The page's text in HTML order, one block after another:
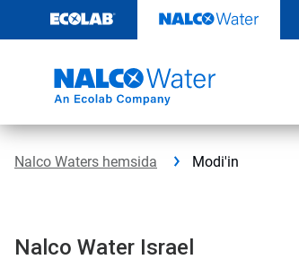
innehåll
Nalco Waters hemsida Modi'in
Nalco Water Israel